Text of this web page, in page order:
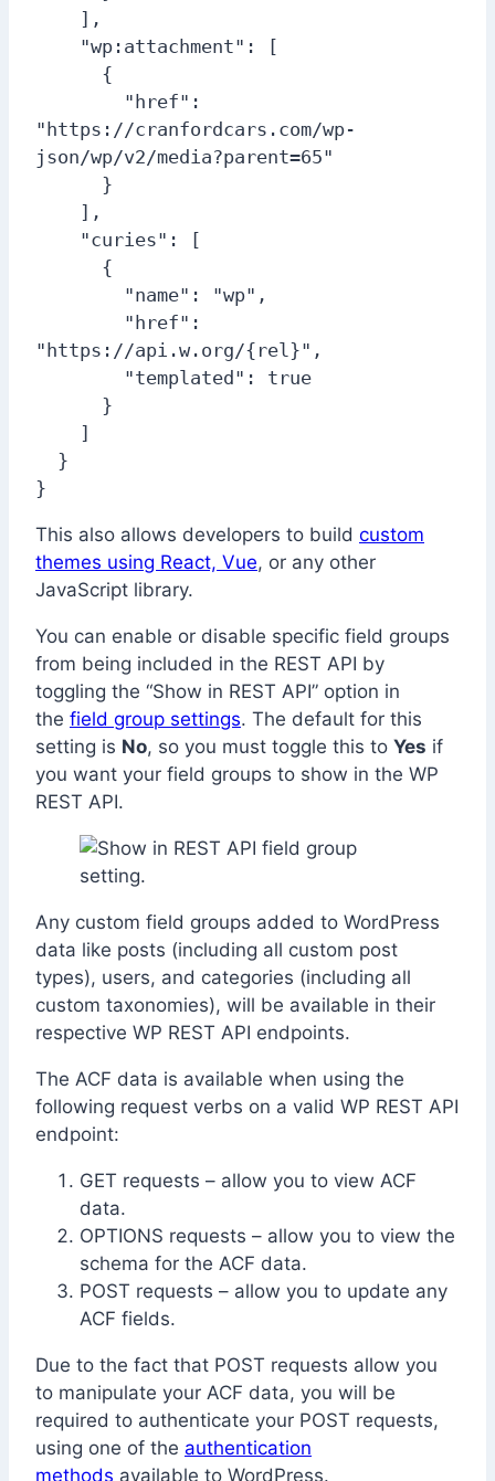
"https://cranfordcars.com/wp-
json/wp/v2/media?parent=65"
"https://api.w.org/{rel}",
}
This also allows developers to build custom
themes using React, Vue, or any other
JavaScript library.
You can enable or disable specific field groups
from being included in the REST API by
toggling the “Show in REST API” option in
the field group settings. The default for this
setting is No, so you must toggle this to Yes if
you want your field groups to show in the WP
REST API.
Any custom field groups added to WordPress
data like posts (including all custom post
types), users, and categories (including all
custom taxonomies), will be available in their
respective WP REST API endpoints.
The ACF data is available when using the
following request verbs on a valid WP REST API
endpoint:
GET requests – allow you to view ACF
data.
OPTIONS requests – allow you to view the
schema for the ACF data.
POST requests – allow you to update any
ACF fields.
Due to the fact that POST requests allow you
to manipulate your ACF data, you will be
required to authenticate your POST requests,
using one of the authentication
methods available to WordPress.